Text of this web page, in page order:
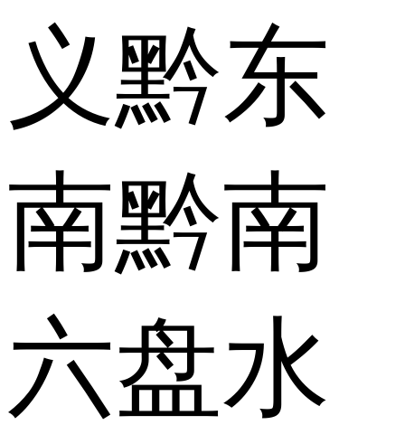
义黔东
南黔南
六盘水